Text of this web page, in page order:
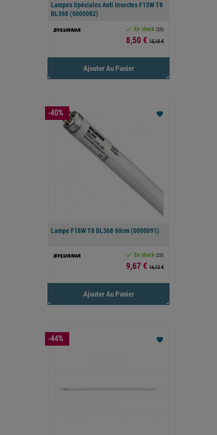
Lampes Spéciales Anti Insectes F15W T8
BL368 (0000082)
 En stock (25)
Prix
8,50 € 15,18 €
Ajouter Au Panier
Lampe F18W T8 BL368 60cm (0000091)
 En stock (23)
Prix
9,67 € 16,12 €
favorite
Ajouter Au Panier
-40%
favorite
-44%